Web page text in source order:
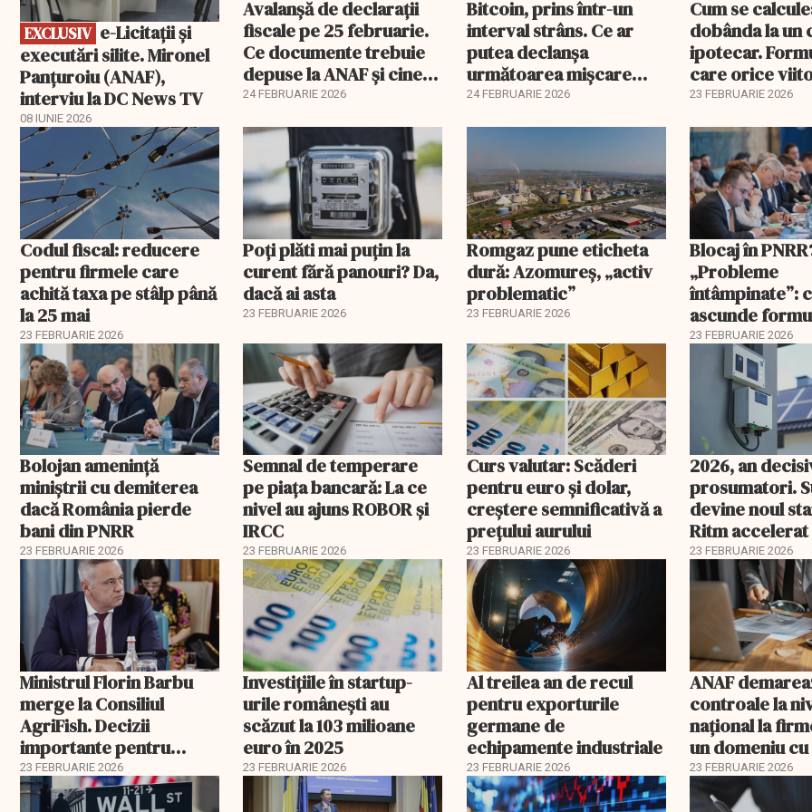
EXCLUSIV
executări silite. Mironel
Panțuroiu (ANAF),
interviu la DC News TV
08 IUNIE 2026
Avalanșă de declarații
fiscale pe 25 februarie.
Ce documente trebuie
depuse la ANAF și cine
este vizat
24 FEBRUARIE 2026
Bitcoin, prins într-un
interval strâns. Ce ar
putea declanșa
următoarea mișcare
majoră?
24 FEBRUARIE 2026
Cum se
dobânda la un
ipotecar.
care orice
proprietar ar
23 FEBRUARIE 2026
Codul fiscal: reducere
pentru firmele care
achită taxa pe stâlp până
la 25 mai
23 FEBRUARIE 2026
Poți plăti mai puțin la
curent fără panouri? Da,
dacă ai asta
23 FEBRUARIE 2026
Romgaz pune eticheta
dură: Azomureș, „activ
problematic”
23 FEBRUARIE 2026
Blocaj în
„Probleme
întâmpinate”:
ascunde
Guvernului
23 FEBRUARIE 2026
Bolojan amenință
miniștrii cu demiterea
dacă România pierde
bani din PNRR
23 FEBRUARIE 2026
Semnal de temperare
pe piața bancară: La ce
nivel au ajuns ROBOR şi
IRCC
23 FEBRUARIE 2026
Curs valutar: Scăderi
pentru euro și dolar,
creștere semnificativă a
prețului aurului
23 FEBRUARIE 2026
2026, an
prosumatori.
devine noul
Ritm
investiții în
baterii
23 FEBRUARIE 2026
Ministrul Florin Barbu
merge la Consiliul
AgriFish. Decizii
importante pentru
fermierii români
23 FEBRUARIE 2026
Investiţiile în startup-
urile româneşti au
scăzut la 103 milioane
euro în 2025
23 FEBRUARIE 2026
Al treilea an de recul
pentru exporturile
germane de
echipamente industriale
23 FEBRUARIE 2026
ANAF
controale la
naţional la
un domeniu
fiscal ridicat
23 FEBRUARIE 2026